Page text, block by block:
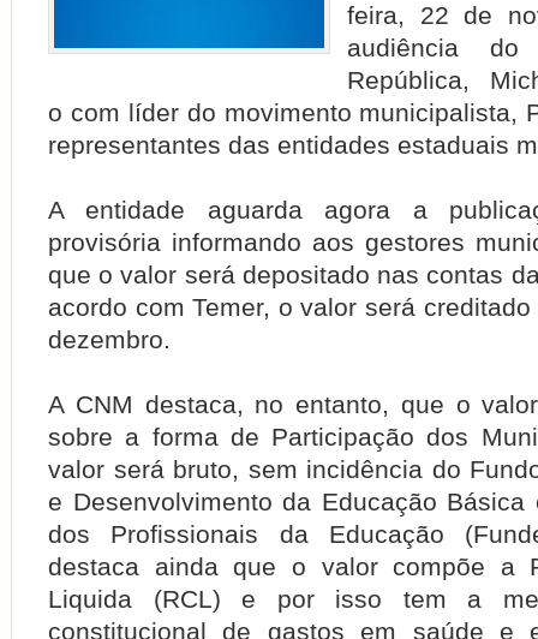
feira, 22 de
audiência
República,
o com líder do movimento municipalista,
representantes das entidades estaduais
A entidade aguarda agora a
provisória informando aos gestores
que o valor será depositado nas contas
acordo com Temer, o valor será
dezembro.
A CNM destaca, no entanto, que o
sobre a forma de Participação dos
valor será bruto, sem incidência do
e Desenvolvimento da Educação Básica
dos Profissionais da Educação
destaca ainda que o valor compõe a
Liquida (RCL) e por isso tem a
constitucional de gastos em saúde e